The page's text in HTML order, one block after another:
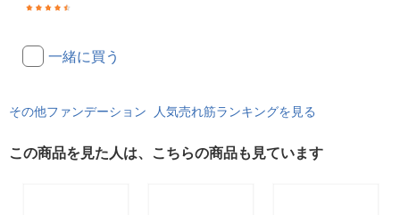
一緒に買う
その他ファンデーション 人気売れ筋ランキングを見る
この商品を見た人は、こちらの商品も見ています